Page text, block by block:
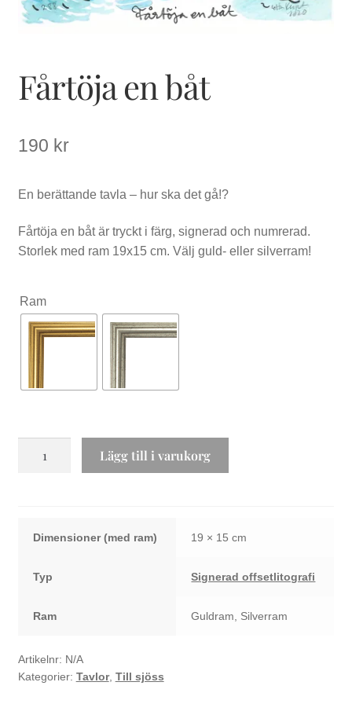
Fårtöja en båt
190 kr
En berättande tavla – hur ska det gå!?
Fårtöja en båt är tryckt i färg, signerad och numrerad.
Storlek med ram 19x15 cm. Välj guld- eller silverram!
Ram
Lägg till i varukorg
Dimensioner 19 × 15 cm
Typ Signerad offsetlitografi
Ram Guldram, Silverram
Artikelnr: N/A
Kategorier: Tavlor, Till sjöss